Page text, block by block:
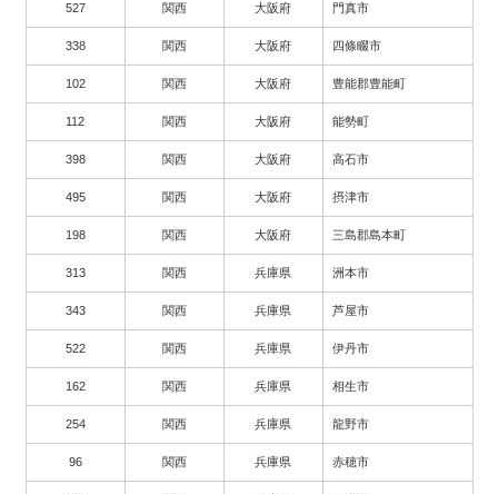
527 関西 大阪府 門真市
338 関西 大阪府 四條畷市
102 関西 大阪府 豊能郡豊能町
112 関西 大阪府 能勢町
398 関西 大阪府 高石市
495 関西 大阪府 摂津市
198 関西 大阪府 三島郡島本町
313 関西 兵庫県 洲本市
343 関西 兵庫県 芦屋市
522 関西 兵庫県 伊丹市
162 関西 兵庫県 相生市
254 関西 兵庫県 龍野市
96 関西 兵庫県 赤穂市